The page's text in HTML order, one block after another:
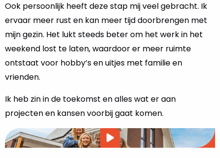
Ook persoonlijk heeft deze stap mij veel gebracht. Ik
ervaar meer rust en kan meer tijd doorbrengen met
mijn gezin. Het lukt steeds beter om het werk in het
weekend lost te laten, waardoor er meer ruimte
ontstaat voor hobby’s en uitjes met familie en
vrienden.
Ik heb zin in de toekomst en alles wat er aan
projecten en kansen voorbij gaat komen.
Video